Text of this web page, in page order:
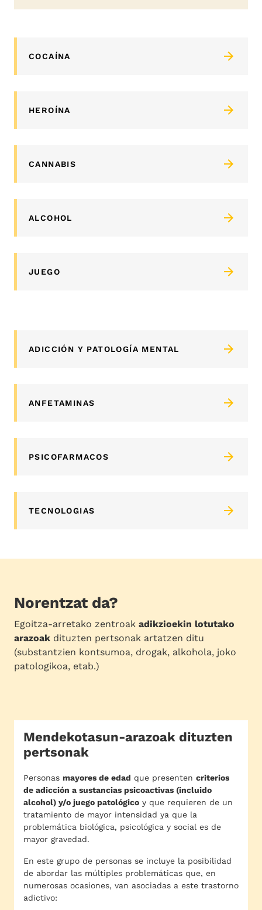
COCAÍNA
HEROÍNA
CANNABIS
ALCOHOL
JUEGO
ADICCIÓN Y PATOLOGÍA MENTAL
ANFETAMINAS
PSICOFARMACOS
TECNOLOGIAS
Norentzat da?
Egoitza-arretako zentroak adikzioekin lotutako
arazoak dituzten pertsonak artatzen ditu
(substantzien kontsumoa, drogak, alkohola, joko
patologikoa, etab.)
Mendekotasun-arazoak dituzten
pertsonak
Personas mayores de edad que presenten criterios
de adicción a sustancias psicoactivas (incluido
alcohol) y/o juego patológico y que requieren de un
tratamiento de mayor intensidad ya que la
problemática biológica, psicológica y social es de
mayor gravedad.
En este grupo de personas se incluye la posibilidad
de abordar las múltiples problemáticas que, en
numerosas ocasiones, van asociadas a este trastorno
adictivo: